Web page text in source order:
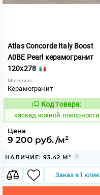
Atlas Concorde Italy Boost
A0BE Pearl керамогранит
120x278
Материал:
Керамогранит
640197
Код товара:
каскад южной покорности
Цена
9 200 руб./м²
НАЛИЧИЕ: 93.42 М²
Заказ в 1 клик